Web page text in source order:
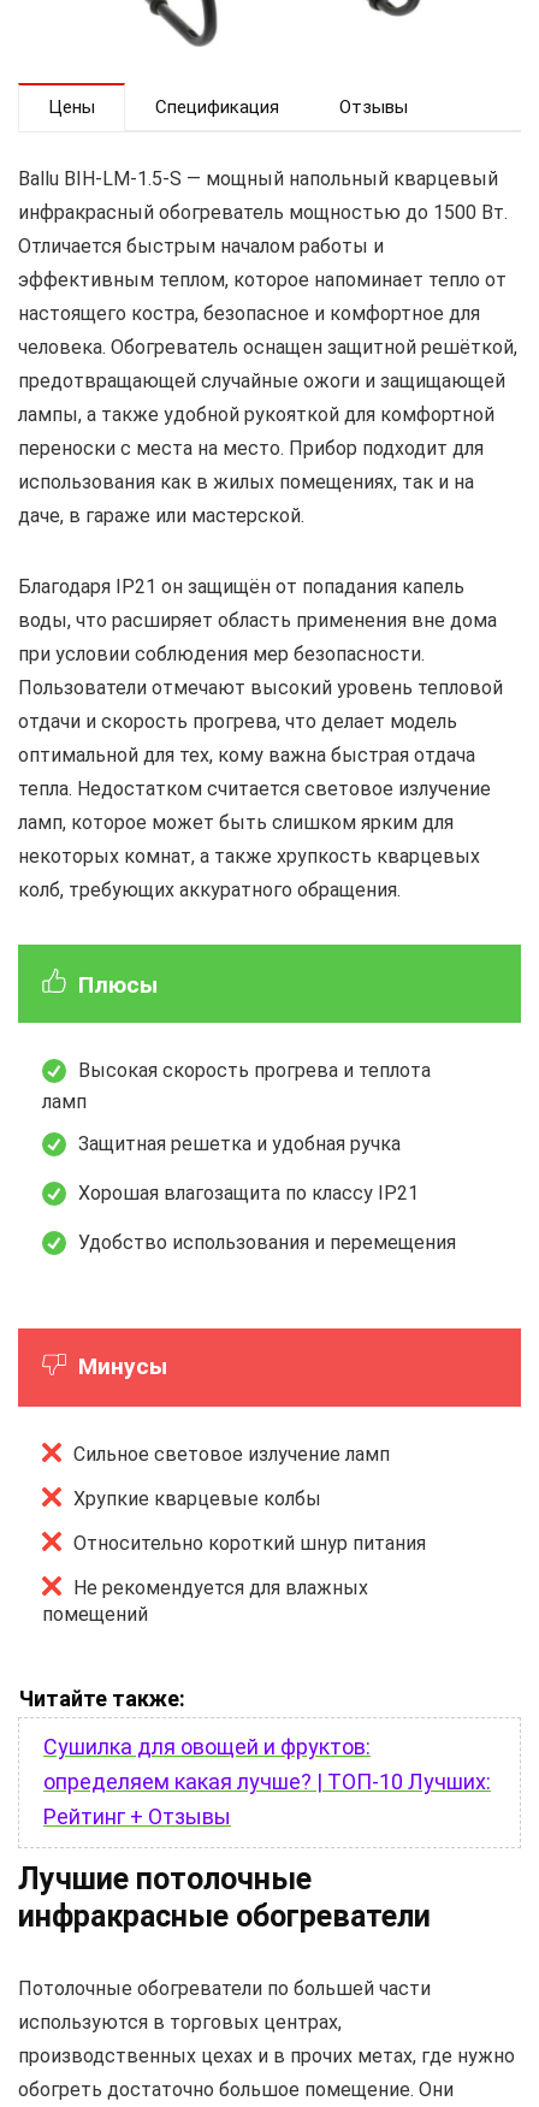
Цены Спецификация Отзывы
Ballu BIH-LM-1.5-S — мощный напольный кварцевый
инфракрасный обогреватель мощностью до 1500 Вт.
Отличается быстрым началом работы и
эффективным теплом, которое напоминает тепло от
настоящего костра, безопасное и комфортное для
человека. Обогреватель оснащен защитной решёткой,
предотвращающей случайные ожоги и защищающей
лампы, а также удобной рукояткой для комфортной
переноски с места на место. Прибор подходит для
использования как в жилых помещениях, так и на
даче, в гараже или мастерской.
Благодаря IP21 он защищён от попадания капель
воды, что расширяет область применения вне дома
при условии соблюдения мер безопасности.
Пользователи отмечают высокий уровень тепловой
отдачи и скорость прогрева, что делает модель
оптимальной для тех, кому важна быстрая отдача
тепла. Недостатком считается световое излучение
ламп, которое может быть слишком ярким для
некоторых комнат, а также хрупкость кварцевых
колб, требующих аккуратного обращения.
Плюсы
Высокая скорость прогрева и теплота
ламп
Защитная решетка и удобная ручка
Хорошая влагозащита по классу IP21
Удобство использования и перемещения
Минусы
Сильное световое излучение ламп
Хрупкие кварцевые колбы
Относительно короткий шнур питания
Не рекомендуется для влажных
помещений
Читайте также:
Сушилка для овощей и фруктов:
определяем какая лучше? | ТОП-10 Лучших:
Рейтинг + Отзывы
Лучшие потолочные
инфракрасные обогреватели
Потолочные обогреватели по большей части
используются в торговых центрах,
производственных цехах и в прочих метах, где нужно
обогреть достаточно большое помещение. Они